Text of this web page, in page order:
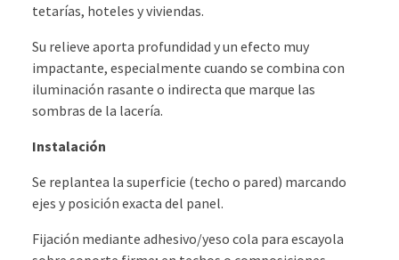
tetarías, hoteles y viviendas.
Su relieve aporta profundidad y un efecto muy
impactante, especialmente cuando se combina con
iluminación rasante o indirecta que marque las
sombras de la lacería.
Instalación
Se replantea la superficie (techo o pared) marcando
ejes y posición exacta del panel.
Fijación mediante adhesivo/yeso cola para escayola